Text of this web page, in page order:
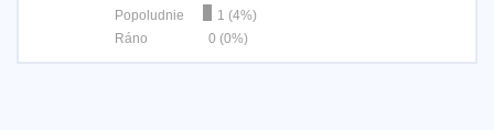
Popoludnie
1 (4%)
Ráno
0 (0%)